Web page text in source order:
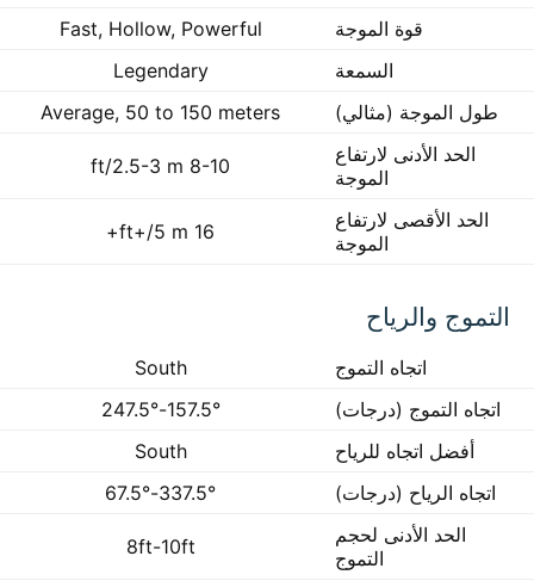
قوة الموجة
Fast, Hollow, Powerful
السمعة
Legendary
طول الموجة (مثالي)
Average, 50 to 150 meters
الحد الأدنى لارتفاع
الموجة
8-10 ft/2.5-3 m
الحد الأقصى لارتفاع
الموجة
16 ft+/5 m+
التموج والرياح
اتجاه التموج
South
اتجاه التموج (درجات)
157.5°-247.5°
أفضل اتجاه للرياح
South
اتجاه الرياح (درجات)
337.5°-67.5°
الحد الأدنى لحجم
التموج
8ft-10ft